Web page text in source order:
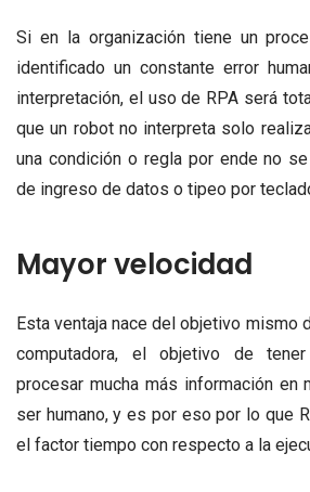
Si en la organización tiene un
identificado un constante error
interpretación, el uso de RPA será
que un robot no interpreta solo
una condición o regla por ende no
de ingreso de datos o tipeo por
Mayor velocidad
Esta ventaja nace del objetivo mismo
computadora, el objetivo de
procesar mucha más información en
ser humano, y es por eso por lo que
el factor tiempo con respecto a la